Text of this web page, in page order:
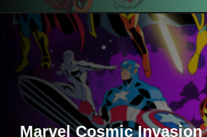
Marvel Cosmic Invasion